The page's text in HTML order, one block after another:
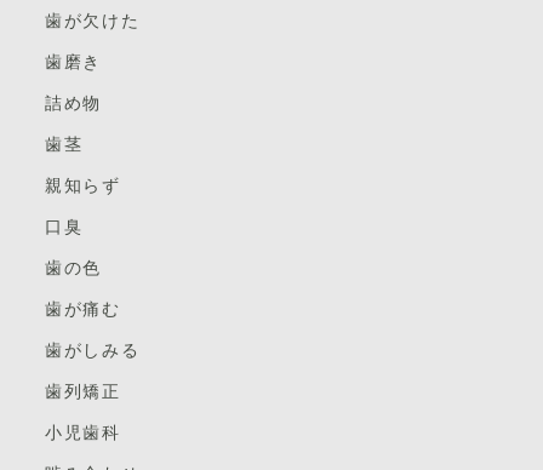
歯が欠けた
歯磨き
詰め物
歯茎
親知らず
口臭
歯の色
歯が痛む
歯がしみる
歯列矯正
小児歯科